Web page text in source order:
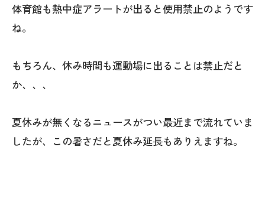
体育館も熱中症アラートが出ると使用禁止のようです
ね。
もちろん、休み時間も運動場に出ることは禁止だと
か、、、
夏休みが無くなるニュースがつい最近まで流れていま
したが、この暑さだと夏休み延長もありえますね。